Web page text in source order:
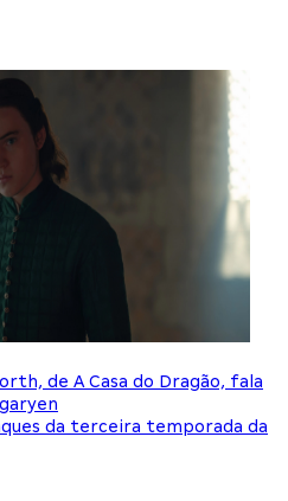
de A Casa do Dragão, fala
da terceira temporada da